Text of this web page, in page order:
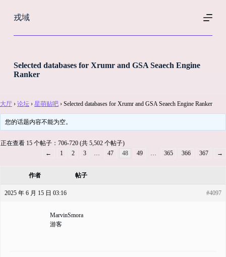
过
戎域
Selected databases for Xrumr and GSA Seaech Engine
Ranker
大厅 › 论坛 › 星萌贴吧 › Selected databases for Xrumr and GSA Seaech Engine Ranker
您的话题内容不能为空。
正在查看 15 个帖子：706-720 (共 5,502 个帖子)
←
1 2 3 … 47 48 49 … 365 366 367 →
作者 帖子
2025 年 6 月 15 日 03:16 #4097
MarvinSmora
游客